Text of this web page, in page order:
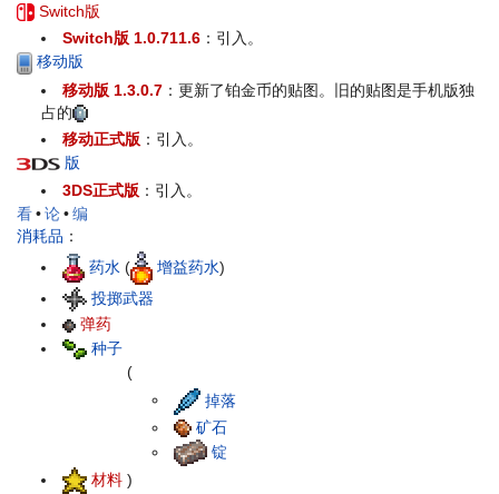
Switch版
Switch版 1.0.711.6 ：引入。
移动版
移动版 1.3.0.7 ：更新了铂金币的贴图。旧的贴图是手机版独
占的
移动正式版 ：引入。
版
3DS正式版 ：引入。
看•论•编
消耗品 ：
药水 ( 增益药水)
投掷武器
弹药
种子
材料
(
掉落
矿石
锭
)